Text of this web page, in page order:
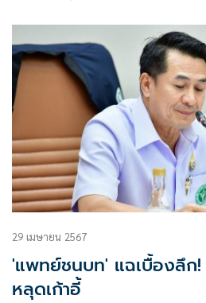
29 เมษายน 2567
'แพทย์ชนบท' แฉเบื้องลึก!
หลุดเก้าอี้